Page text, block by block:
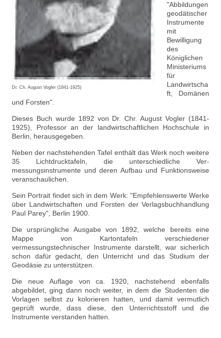
Dr. Ch. August Vogler (1841-1925)
"Abbildungen
geodätischer
Instrumente
mit
Bewilligung
des
Königlichen
Ministeriums
für
Landwirtscha
ft, Domänen
und Forsten".
Dieses Buch wurde 1892 von Dr. Chr. August Vogler (1841-
1925), Professor an der landwirtschaftlichen Hochschule in
Berlin, herausgegeben.
Neben der nachstehenden Tafel enthält das Werk noch weitere
35 Lichtdrucktafeln, die unterschiedliche Ver-
messungsinstrumente und deren Aufbau und Funktionsweise
veranschaulichen.
Sein Portrait findet sich in dem Werk: "Empfehlenswerte Werke
über Landwirtschaften und Forsten der Verlagsbuchhandlung
Paul Parey", Berlin 1900.
Die ursprüngliche Ausgabe von 1892, welche bereits eine
Mappe von Kartontafeln verschiedener
vermessungstechnischer Instrumente darstellt, war sicherlich
schon dafür gedacht, den Unterricht und das Studium der
Geodäsie zu unterstützen.
Die neue Auflage von ca. 1920, nachstehend ebenfalls
abgebildet, ging dann noch weiter, in dem die Studenten die
Vorlagen selbst zu kolorieren hatten, und damit vermutlich
geprüft wurde, dass diese, den Unterrichtsstoff und die
Instrumente verstanden hatten.